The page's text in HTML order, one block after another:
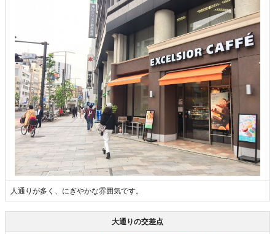
人通りが多く、にぎやかな雰囲気です。
大通りの交差点